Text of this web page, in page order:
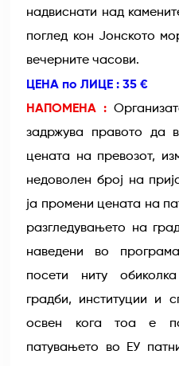
надвиснати над
поглед кон Јонското
вечерните часови.
ЦЕНА по ЛИЦЕ : 35 €
НАПОМЕНА :
задржува правото да
цената на превозот,
недоволен број на
ја промени цената на
разгледувањето на
наведени во
посети ниту
градби, институции и
освен кога тоа е
патувањето во ЕУ